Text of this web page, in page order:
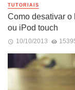
TUTORIAIS
Como desativar o
ou iPod touch
10/10/2013